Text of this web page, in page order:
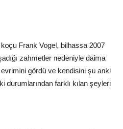
koçu Frank Vogel, bilhassa 2007
zahmetler nedeniyle daima
gördü ve kendisini şu anki
durumlarından farklı kılan şeyleri